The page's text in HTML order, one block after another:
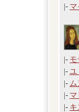
|-
|-
|- ユ
|- ム
|-
|-